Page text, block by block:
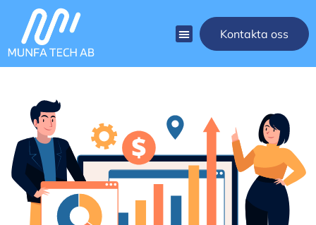
Kontakta oss